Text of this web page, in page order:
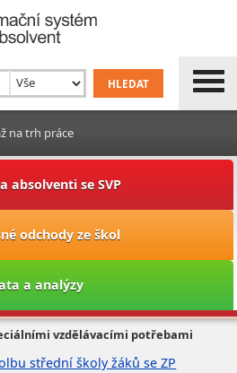
na trh práce
absolventi se SVP
odchody ze škol
a analýzy
vzdělávacími potřebami
střední školy žáků se ZP